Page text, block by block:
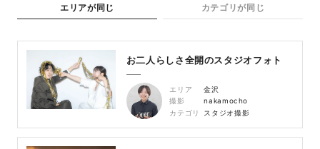
エリアが同じ カテゴリが同じ
お二人らしさ全開のスタジオフォト
エリア
金沢
撮影
nakamocho
カテゴリ
スタジオ撮影